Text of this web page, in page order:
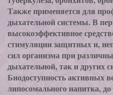
Также применяется для
дыхательной системы. В
высокоэффективное
стимуляции защитных и,
сил организма при
дыхательной, так и других
Биодоступность активных
липосомального напитка,